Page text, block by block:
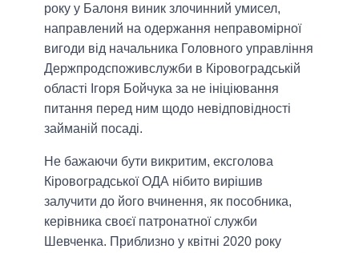
року у Балоня виник злочинний умисел,
направлений на одержання неправомірної
вигоди від начальника Головного управління
Держпродспоживслужби в Кіровоградській
області Ігоря Бойчука за не ініціювання
питання перед ним щодо невідповідності
займаній посаді.
Не бажаючи бути викритим, ексголова
Кіровоградської ОДА нібито вирішив
залучити до його вчинення, як пособника,
керівника своєї патронатної служби
Шевченка. Приблизно у квітні 2020 року